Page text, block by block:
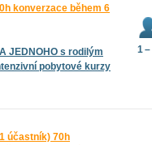
konverzace během 6
JEDNOHO s rodilým
pobytové kurzy
1
účastník) 70h